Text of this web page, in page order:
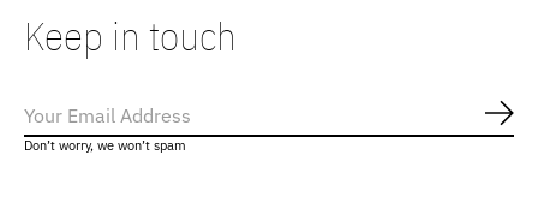
Keep in touch
Don’t worry, we won’t spam